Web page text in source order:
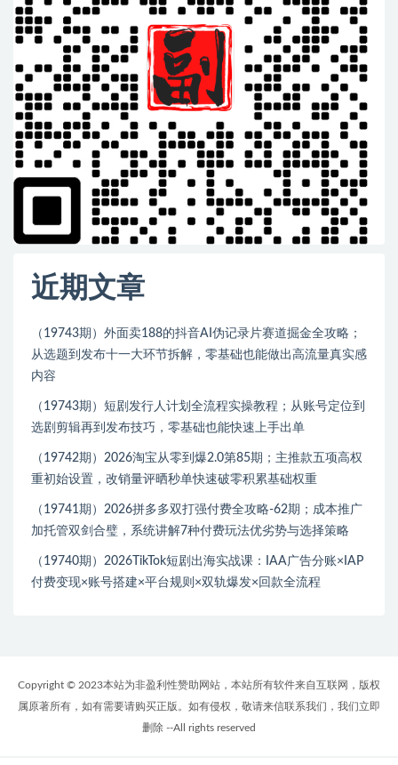
近期文章
（19743期）外面卖188的抖音AI伪记录片赛道掘金全攻略；
从选题到发布十一大环节拆解，零基础也能做出高流量真实感
内容
（19743期）短剧发行人计划全流程实操教程；从账号定位到
选剧剪辑再到发布技巧，零基础也能快速上手出单
（19742期）2026淘宝从零到爆2.0第85期；主推款五项高权
重初始设置，改销量评晒秒单快速破零积累基础权重
（19741期）2026拼多多双打强付费全攻略-62期；成本推广
加托管双剑合璧，系统讲解7种付费玩法优劣势与选择策略
（19740期）2026TikTok短剧出海实战课：IAA广告分账×IAP
付费变现×账号搭建×平台规则×双轨爆发×回款全流程
Copyright © 2023本站为非盈利性赞助网站，本站所有软件来自互联网，版权
属原著所有，如有需要请购买正版。如有侵权，敬请来信联系我们，我们立即
删除 --All rights reserved